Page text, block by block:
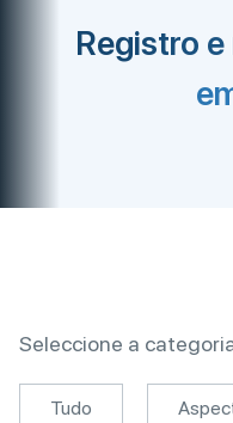
Registro
Seleccione a
Tudo